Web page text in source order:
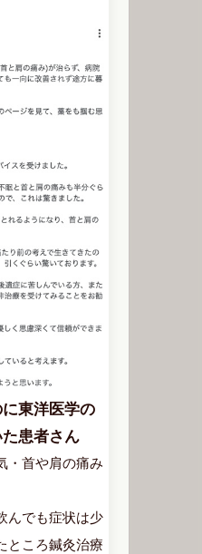
東洋医学の
患者さん
・首や肩の痛み
んでも症状は少
ところ鍼灸治療